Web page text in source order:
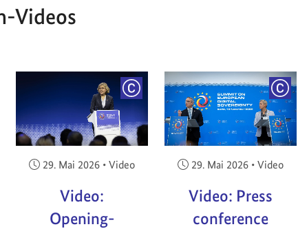
Videos
COPYRIGHT
Veröffentlicht am:
29. Mai 2026 • Video
Video:
Opening-
Veröffentlicht am:
29. Mai 2026 • Video
Video: Press
conference